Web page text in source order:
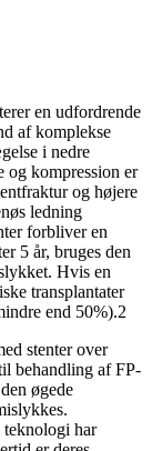
en udfordrende
af komplekse
i nedre
og kompression er
og højere
ledning
forbliver en
5 år, bruges den
Hvis en
transplantater
end 50%).2
stenter over
behandling af FP-
øgede
teknologi har